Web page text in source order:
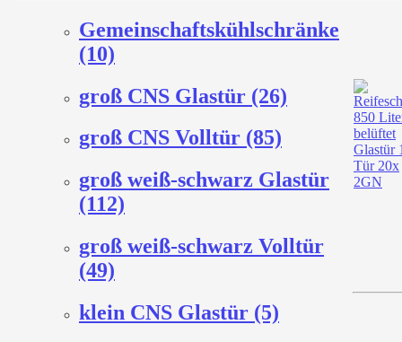
Gemeinschaftskühlschränke
(10)
groß CNS Glastür (26)
groß CNS Volltür (85)
groß weiß-schwarz Glastür
(112)
groß weiß-schwarz Volltür
(49)
klein CNS Glastür (5)